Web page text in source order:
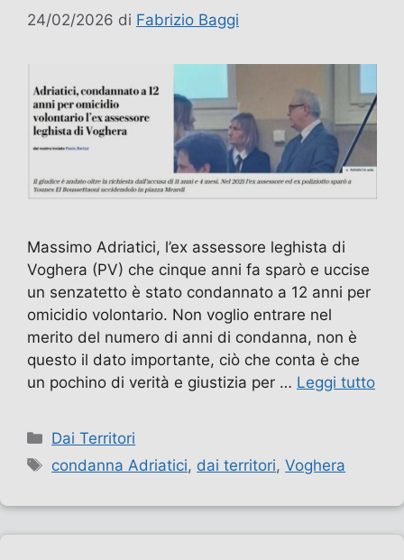
24/02/2026 di Fabrizio Baggi
Massimo Adriatici, l’ex assessore leghista di
Voghera (PV) che cinque anni fa sparò e uccise
un senzatetto è stato condannato a 12 anni per
omicidio volontario. Non voglio entrare nel
merito del numero di anni di condanna, non è
questo il dato importante, ciò che conta è che
un pochino di verità e giustizia per … Leggi tutto
Categorie
Dai Territori
Tag
condanna Adriatici, dai territori,Voghera